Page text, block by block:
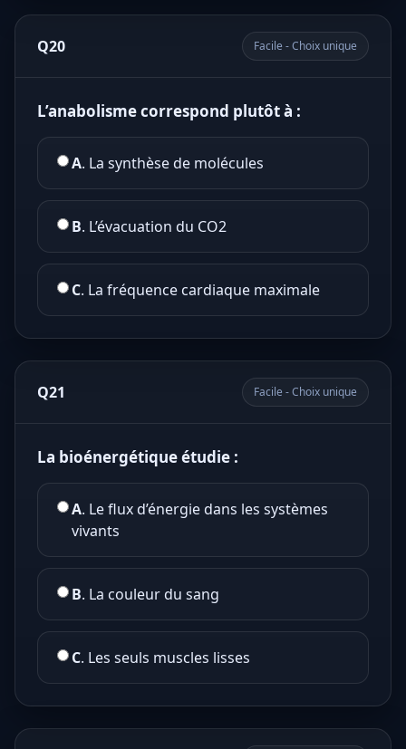
Q20 Facile - Choix unique
L’anabolisme correspond plutôt à :
A. La synthèse de molécules
B. L’évacuation du CO2
C. La fréquence cardiaque maximale
Q21 Facile - Choix unique
La bioénergétique étudie :
A. Le flux d’énergie dans les systèmes
vivants
B. La couleur du sang
C. Les seuls muscles lisses